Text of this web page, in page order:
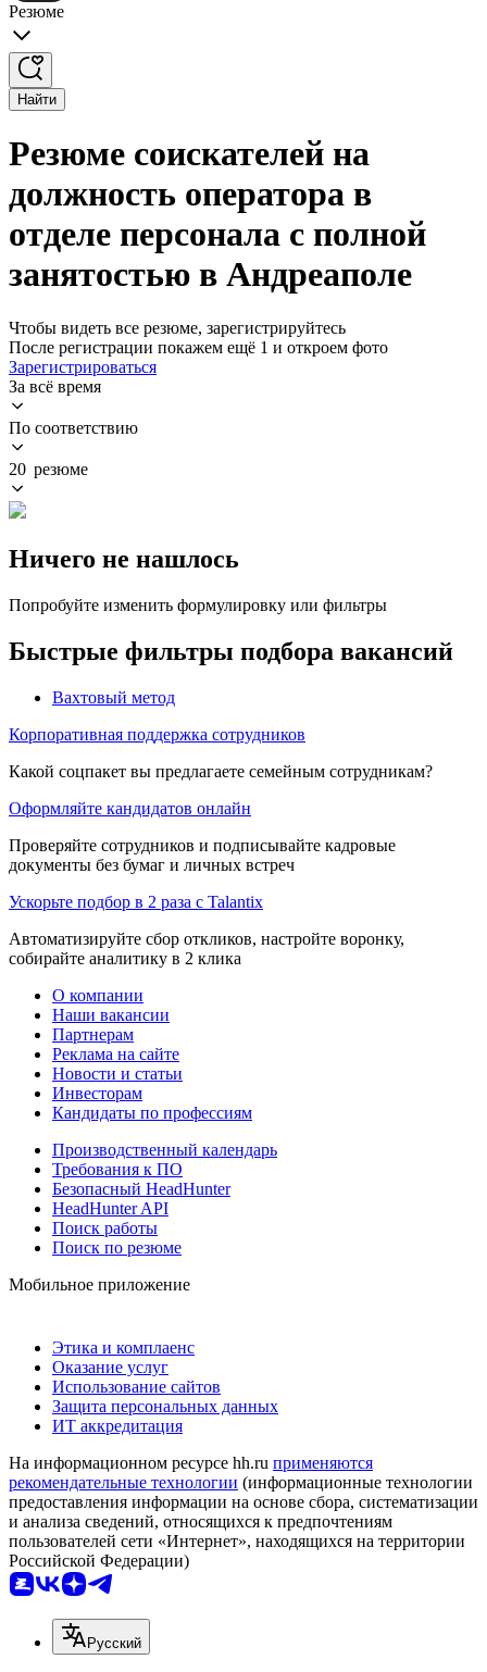
Резюме
Найти
Резюме соискателей на
должность оператора в
отделе персонала с полной
занятостью в Андреаполе
Чтобы видеть все резюме, зарегистрируйтесь
После регистрации покажем ещё 1 и откроем фото
Зарегистрироваться
За всё время
По соответствию
20 резюме
Ничего не нашлось
Попробуйте изменить формулировку или фильтры
Быстрые фильтры подбора вакансий
Вахтовый метод
Корпоративная поддержка сотрудников
Какой соцпакет вы предлагаете семейным сотрудникам?
Оформляйте кандидатов онлайн
Проверяйте сотрудников и подписывайте кадровые
документы без бумаг и личных встреч
Ускорьте подбор в 2 раза с Talantix
Автоматизируйте сбор откликов, настройте воронку,
собирайте аналитику в 2 клика
О компании
Наши вакансии
Партнерам
Реклама на сайте
Новости и статьи
Инвесторам
Кандидаты по профессиям
Производственный календарь
Требования к ПО
Безопасный HeadHunter
HeadHunter API
Поиск работы
Поиск по резюме
Мобильное приложение
Этика и комплаенс
Оказание услуг
Использование сайтов
Защита персональных данных
ИТ аккредитация
На информационном ресурсе hh.ru применяются
рекомендательные технологии (информационные технологии
предоставления информации на основе сбора, систематизации
и анализа сведений, относящихся к предпочтениям
пользователей сети «Интернет», находящихся на территории
Российской Федерации)
Русский